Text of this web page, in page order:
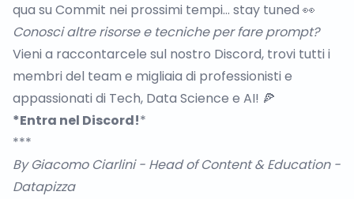
qua su Commit nei prossimi tempi… stay tuned 👀
Conosci altre risorse e tecniche per fare prompt?
Vieni a raccontarcele sul nostro Discord, trovi tutti i
membri del team e migliaia di professionisti e
appassionati di Tech, Data Science e AI! 🍕
*Entra nel Discord!*
***
By Giacomo Ciarlini - Head of Content & Education -
Datapizza